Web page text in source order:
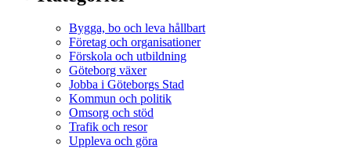
Bygga, bo och leva hållbart
Företag och organisationer
Förskola och utbildning
Göteborg växer
Jobba i Göteborgs Stad
Kommun och politik
Omsorg och stöd
Trafik och resor
Uppleva och göra